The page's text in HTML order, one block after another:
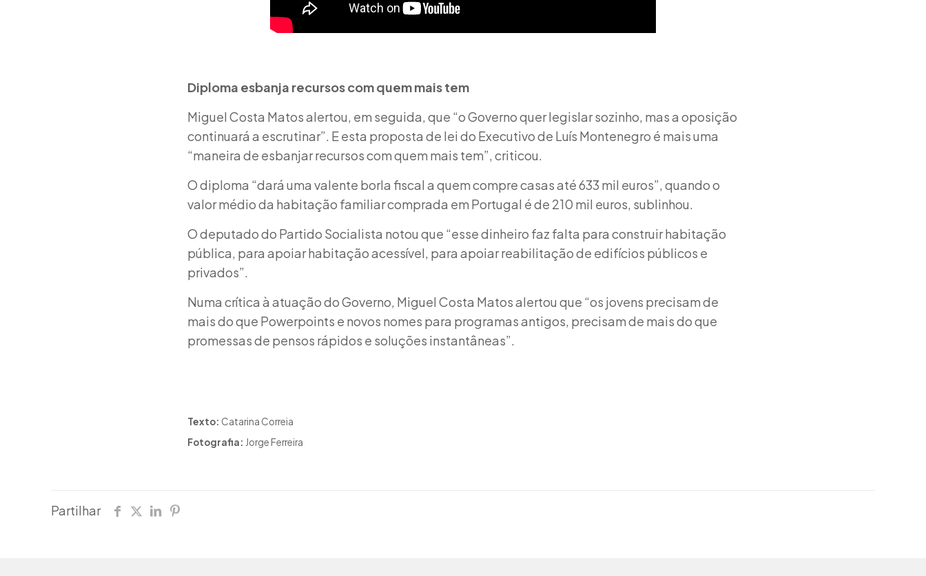
Diploma esbanja recursos com quem mais tem
Miguel Costa Matos alertou, em seguida, que “o Governo quer legislar sozinho, mas a oposição
continuará a escrutinar”. E esta proposta de lei do Executivo de Luís Montenegro é mais uma
“maneira de esbanjar recursos com quem mais tem”, criticou.
O diploma “dará uma valente borla fiscal a quem compre casas até 633 mil euros”, quando o
valor médio da habitação familiar comprada em Portugal é de 210 mil euros, sublinhou.
O deputado do Partido Socialista notou que “esse dinheiro faz falta para construir habitação
pública, para apoiar habitação acessível, para apoiar reabilitação de edifícios públicos e
privados”.
Numa crítica à atuação do Governo, Miguel Costa Matos alertou que “os jovens precisam de
mais do que Powerpoints e novos nomes para programas antigos, precisam de mais do que
promessas de pensos rápidos e soluções instantâneas”.
Texto: Catarina Correia
Fotografia: Jorge Ferreira
Partilhar